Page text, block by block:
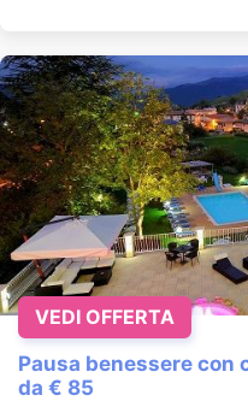
Pausa benessere
da € 85
VEDI OFFERTA